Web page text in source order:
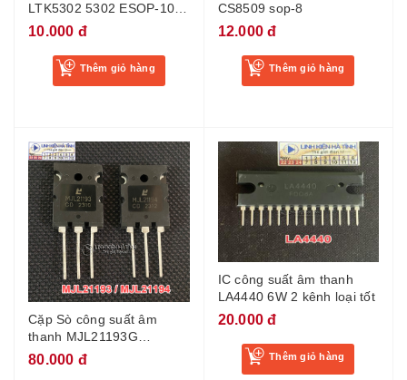
LTK5302 5302 ESOP-10
mới
10.000 đ
Thêm giỏ hàng
CS8509 sop-8
12.000 đ
Thêm giỏ hàng
Cặp Sò công suất âm
thanh MJL21193G
MJL21194G MJL21193
80.000 đ
IC công suất âm thanh
LA4440 6W 2 kênh loại tốt
20.000 đ
Thêm giỏ hàng